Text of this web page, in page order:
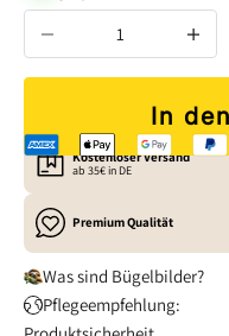
Anzahl verringern
Anzahl
In
Kostenloser Versand
ab 35€ in DE
Premium Qualität
Was sind Bügelbilder?
Pflegeempfehlung: